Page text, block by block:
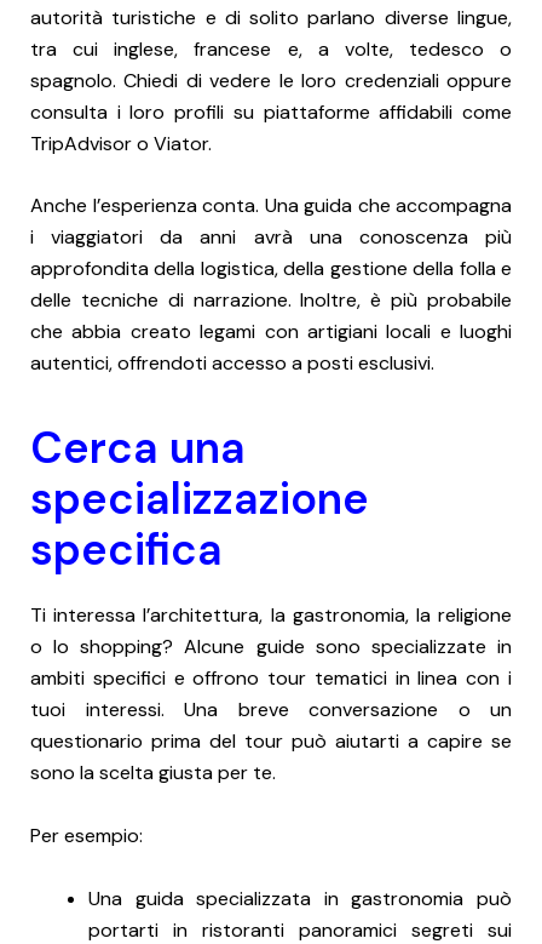
autorità turistiche e di solito parlano diverse lingue,
tra cui inglese, francese e, a volte, tedesco o
spagnolo. Chiedi di vedere le loro credenziali oppure
consulta i loro profili su piattaforme affidabili come
TripAdvisor o Viator.
Anche l’esperienza conta. Una guida che accompagna
i viaggiatori da anni avrà una conoscenza più
approfondita della logistica, della gestione della folla e
delle tecniche di narrazione. Inoltre, è più probabile
che abbia creato legami con artigiani locali e luoghi
autentici, offrendoti accesso a posti esclusivi.
Cerca una
specializzazione
specifica
Ti interessa l’architettura, la gastronomia, la religione
o lo shopping? Alcune guide sono specializzate in
ambiti specifici e offrono tour tematici in linea con i
tuoi interessi. Una breve conversazione o un
questionario prima del tour può aiutarti a capire se
sono la scelta giusta per te.
Per esempio:
Una guida specializzata in gastronomia può
portarti in ristoranti panoramici segreti sui